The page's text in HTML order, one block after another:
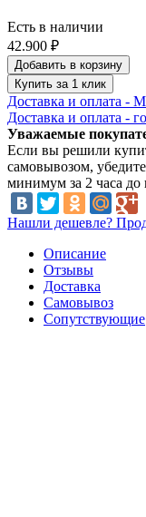
Есть в наличии
42.900 ₽
Добавить в корзину
Купить за 1 клик
Доставка и оплата -
Доставка и оплата -
Уважаемые
Если вы решили
самовывозом,
минимум за 2 часа до
Нашли дешевле?
Описание
Отзывы
Доставка
Самовывоз
Сопутствующие